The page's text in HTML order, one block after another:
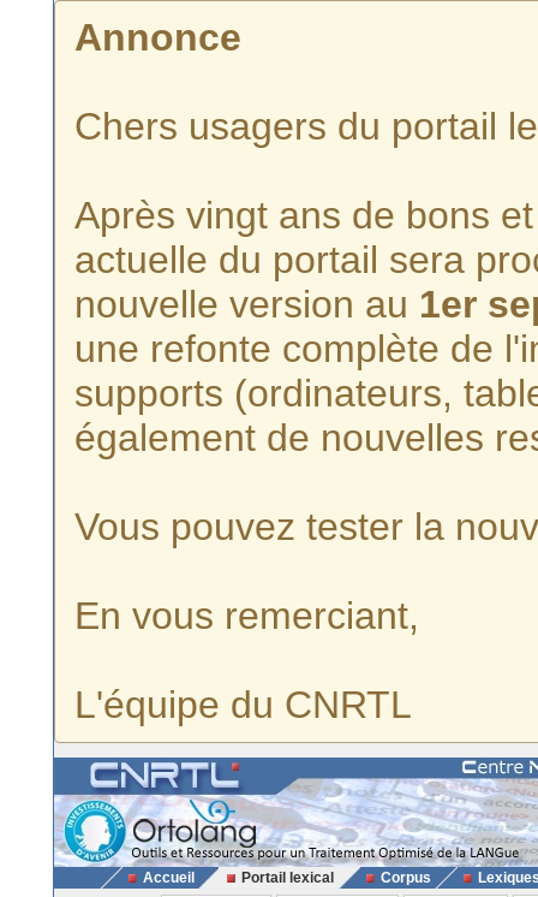
Annonce
Chers usagers du portail
Après vingt ans de bons
actuelle du portail sera
nouvelle version au 1er
une refonte complète de
supports (ordinateurs,
également de nouvelles
Vous pouvez tester la
En vous remerciant,
L'équipe du CNRTL
Accueil Portail lexical Corpus